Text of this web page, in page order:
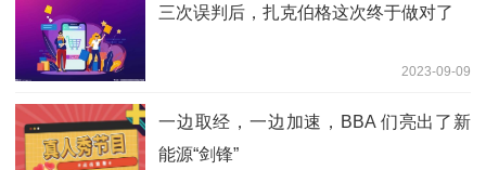
三次误判后，扎克伯格这次终于做对了
2023-09-09
一边取经，一边加速，BBA 们亮出了新
能源“剑锋”